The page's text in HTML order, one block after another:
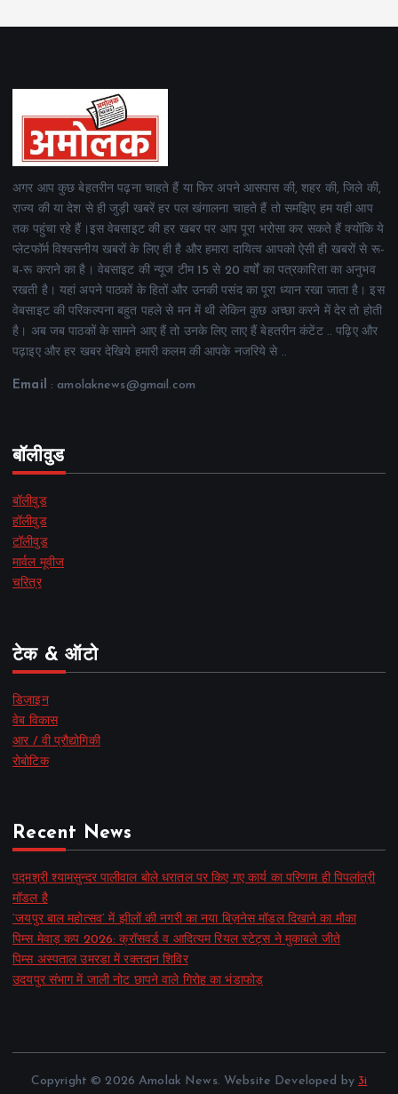
अगर आप कुछ बेहतरीन पढ़ना चाहते हैं या फिर अपने आसपास की, शहर की, जिले की,
राज्य की या देश से ही जुड़ी खबरें हर पल खंगालना चाहते हैं तो समझिए हम यही आप
तक पहुंचा रहे हैं।इस वेबसाइट की हर खबर पर आप पूरा भरोसा कर सकते हैं क्योंकि ये
प्लेटफॉर्म विश्वसनीय खबरों के लिए ही है और हमारा दायित्व आपको ऐसी ही खबरों से रू-
ब-रू कराने का है। वेबसाइट की न्यूज टीम 15 से 20 वर्षों का पत्रकारिता का अनुभव
रखती है। यहां अपने पाठकों के हितों और उनकी पसंद का पूरा ध्यान रखा जाता है। इस
वेबसाइट की परिकल्पना बहुत पहले से मन में थी लेकिन कुछ अच्छा करने में देर तो होती
है। अब जब पाठकों के सामने आए हैं तो उनके लिए लाए हैं बेहतरीन कंटेंट .. पढ़िए और
पढ़ाइए और हर खबर देखिये हमारी कलम की आपके नजरिये से ..
Email : amolaknews@gmail.com
बॉलीवुड
बॉलीवुड
हॉलीवुड
टॉलीवुड
मार्वल मूवीज
चरित्र
टेक & ऑटो
डिज़ाइन
वेब विकास
आर / वी प्रौद्योगिकी
रोबोटिक
Recent News
पद्मश्री श्यामसुन्दर पालीवाल बोले धरातल पर किए गए कार्य का परिणाम ही पिपलांत्री
मॉडल है
‘जयपुर बाल महोत्सव’ में झीलों की नगरी का नया बिज़नेस मॉडल दिखाने का मौका
पिम्स मेवाड़ कप 2026: क्रॉसवर्ड व आदित्यम रियल स्टेट्स ने मुकाबले जीते
पिम्स अस्पताल उमरडा में रक्तदान शिविर
उदयपुर संभाग में जाली नोट छापने वाले गिरोह का भंडाफोड़
Copyright © 2026 Amolak News. Website Developed by 3i